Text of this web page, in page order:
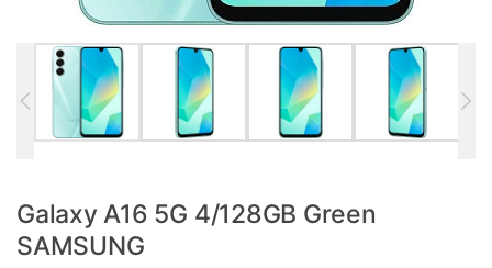
Galaxy A16 5G 4/128GB Green
SAMSUNG